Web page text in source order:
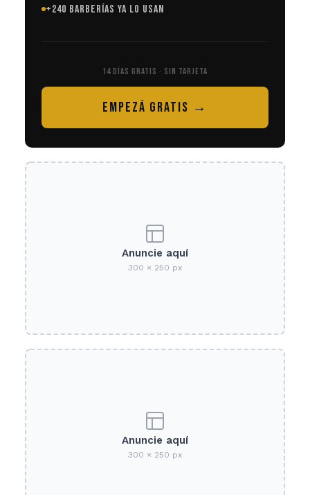
+240 BARBERÍAS YA LO USAN
14 DÍAS GRATIS · SIN TARJETA
EMPEZÁ GRATIS →
Anuncie aquí
300 × 250 px
Anuncie aquí
300 × 250 px